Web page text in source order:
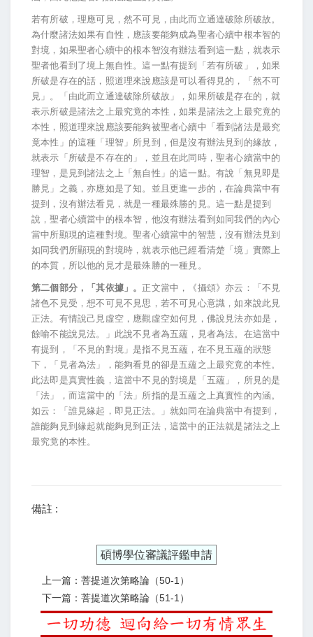
若有所破，理應可見，然不可見，由此而立通達破除所破故。
為什麼諸法如果有自性，應該要能夠成為聖者心續中根本智的
對境，如果聖者心續中的根本智沒有辦法看到這一點，就表示
聖者他看到了境上無自性。這一點有提到「若有所破」，如果
所破是存在的話，照道理來說應該是可以看得見的，「然不可
見」。「由此而立通達破除所破故」，如果所破是存在的，就
表示所破是諸法之上最究竟的本性，如果是諸法之上最究竟的
本性，照道理來說應該要能夠被聖者心續中「看到諸法是最究
竟本性」的這種「理智」所見到，但是沒有辦法見到的緣故，
就表示「所破是不存在的」，並且在此同時，聖者心續當中的
理智，是見到諸法之上「無自性」的這一點。有說「無見即是
勝見」之義，亦應如是了知。並且更進一步的，在論典當中有
提到，沒有辦法看見，就是一種最殊勝的見。這一點是提到
說，聖者心續當中的根本智，他沒有辦法看到如同我們的內心
當中所顯現的這種對境。聖者心續當中的智慧，沒有辦法見到
如同我們所顯現的對境時，就表示他已經看清楚「境」實際上
的本質，所以他的見才是最殊勝的一種見。
第二個部分，「其依據」。正文當中，《攝頌》亦云：「不見
諸色不見受，想不可見不見思，若不可見心意識，如來說此見
正法。有情說己見虛空，應觀虛空如何見，佛說見法亦如是，
餘喻不能說見法。」此說不見者為五蘊，見者為法。在這當中
有提到，「不見的對境」是指不見五蘊，在不見五蘊的狀態
下，「見者為法」，能夠看見的卻是五蘊之上最究竟的本性。
此法即是真實性義，這當中不見的對境是「五蘊」，所見的是
「法」，而這當中的「法」所指的是五蘊之上真實性的內涵。
如云：「誰見緣起，即見正法。」就如同在論典當中有提到，
誰能夠見到緣起就能夠見到正法，這當中的正法就是諸法之上
最究竟的本性。
備註 :
碩博學位審議評鑑申請
上一篇：菩提道次第略論（50-1）
下一篇：菩提道次第略論（51-1）